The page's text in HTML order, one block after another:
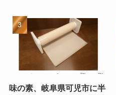
味の素、岐阜県可児市に半